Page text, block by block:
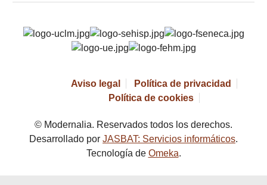
Aviso legal
Política de privacidad
Política de cookies
© Modernalia. Reservados todos los derechos.
Desarrollado por JASBAT: Servicios informáticos.
Tecnología de Omeka.